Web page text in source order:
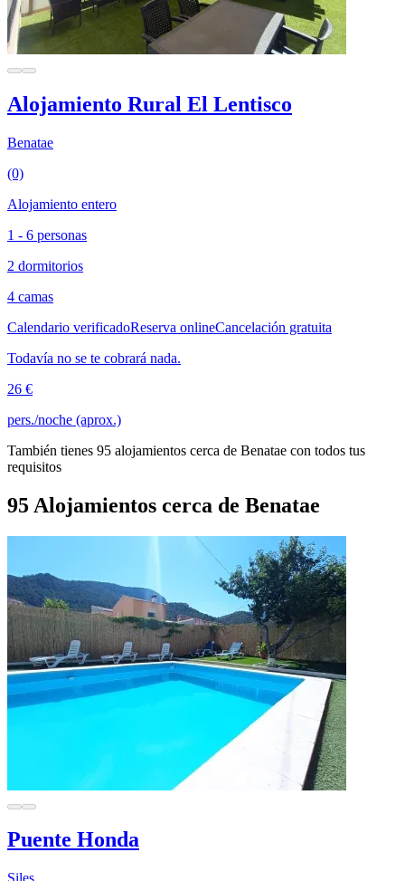
Alojamiento Rural El Lentisco
Benatae
(0)
Alojamiento entero
1 - 6 personas
2 dormitorios
4 camas
Calendario verificadoReserva onlineCancelación gratuita
Todavía no se te cobrará nada.
26 €
pers./noche (aprox.)
También tienes 95 alojamientos cerca de Benatae con todos tus
requisitos
95 Alojamientos cerca de Benatae
Puente Honda